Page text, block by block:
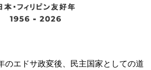
のエドサ政変後、民主国家としての道